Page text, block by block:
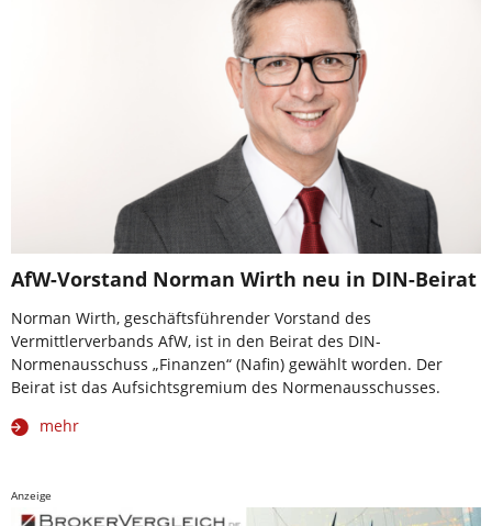
AfW-Vorstand Norman Wirth neu in DIN-Beirat
Norman Wirth, geschäftsführender Vorstand des
Vermittlerverbands AfW, ist in den Beirat des DIN-
Normenausschuss „Finanzen“ (Nafin) gewählt worden. Der
Beirat ist das Aufsichtsgremium des Normenausschusses.
mehr
Anzeige